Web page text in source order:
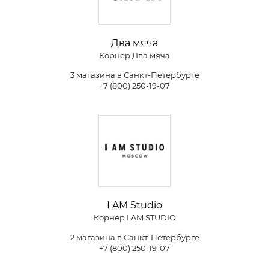
Два мяча
Корнер Два мяча
3 магазина в Санкт-Петербурге
+7 (800) 250-19-07
I AM Studio
Корнер I AM STUDIO
2 магазина в Санкт-Петербурге
+7 (800) 250-19-07